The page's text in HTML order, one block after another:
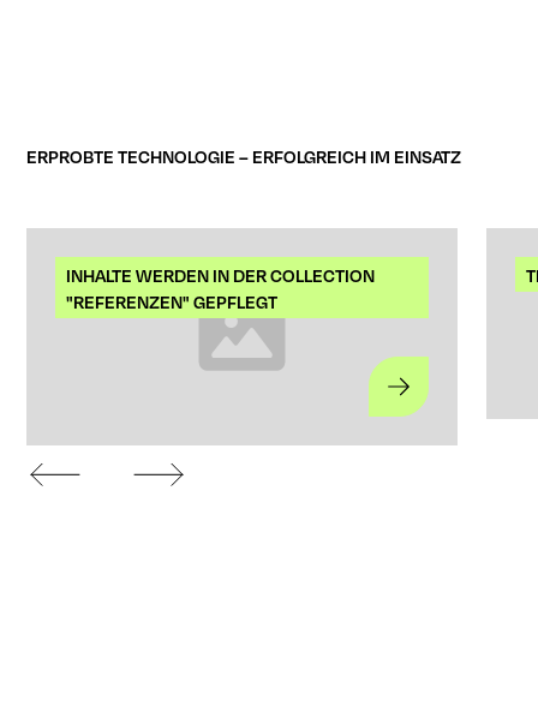
ERPROBTE TECHNOLOGIE – ERFOLGREICH IM EINSATZ
INHALTE WERDEN IN DER COLLECTION
"REFERENZEN" GEPFLEGT